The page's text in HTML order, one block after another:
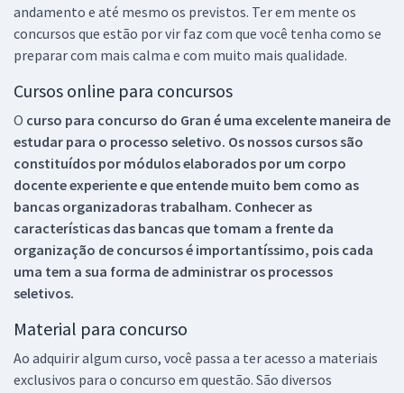
andamento e até mesmo os previstos. Ter em mente os
concursos que estão por vir faz com que você tenha como se
preparar com mais calma e com muito mais qualidade.
Cursos online para concursos
O curso para concurso do Gran é uma excelente maneira de
estudar para o processo seletivo. Os nossos cursos são
constituídos por módulos elaborados por um corpo
docente experiente e que entende muito bem como as
bancas organizadoras trabalham. Conhecer as
características das bancas que tomam a frente da
organização de concursos é importantíssimo, pois cada
uma tem a sua forma de administrar os processos
seletivos.
Material para concurso
Ao adquirir algum curso, você passa a ter acesso a materiais
exclusivos para o concurso em questão. São diversos